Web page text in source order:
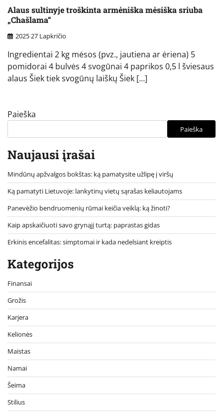
Alaus sultinyje troškinta armėniška mėsiška sriuba
„Chašlama“
2025 27 Lapkričio
Ingredientai 2 kg mėsos (pvz., jautiena ar ėriena) 5
pomidorai 4 bulvės 4 svogūnai 4 paprikos 0,5 l šviesaus
alaus Šiek tiek svogūnų laiškų Šiek […]
Paieška
Paieška
Naujausi įrašai
Mindūnų apžvalgos bokštas: ką pamatysite užlipę į viršų
Ką pamatyti Lietuvoje: lankytinų vietų sąrašas keliautojams
Panevėžio bendruomenių rūmai keičia veiklą: ką žinoti?
Kaip apskaičiuoti savo grynąjį turtą: paprastas gidas
Erkinis encefalitas: simptomai ir kada nedelsiant kreiptis
Kategorijos
Finansai
Grožis
Karjera
Kelionės
Maistas
Namai
Šeima
Stilius